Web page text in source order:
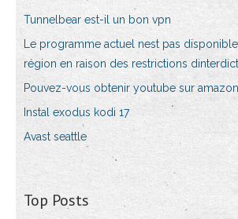
Tunnelbear est-il un bon vpn
Le programme actuel nest pas
région en raison des restrictions
Pouvez-vous obtenir youtube sur
Instal exodus kodi 17
Avast seattle
Top Posts